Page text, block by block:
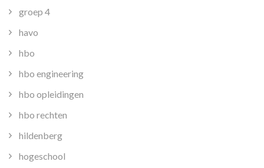
groep 4
havo
hbo
hbo engineering
hbo opleidingen
hbo rechten
hildenberg
hogeschool